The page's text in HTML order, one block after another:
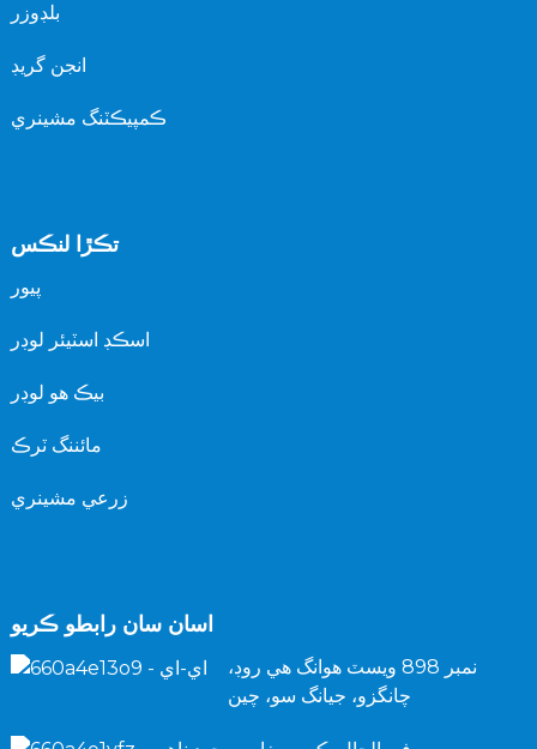
بلڊوزر
انجن گريڊ
ڪمپيڪٽنگ مشينري
تڪڙا لنڪس
پيور
اسڪڊ اسٽيئر لوڊر
بيڪ هو لوڊر
مائننگ ٽرڪ
زرعي مشينري
اسان سان رابطو ڪريو
نمبر 898 ويسٽ هوانگ هي روڊ،
چانگزو، جيانگ سو، چين